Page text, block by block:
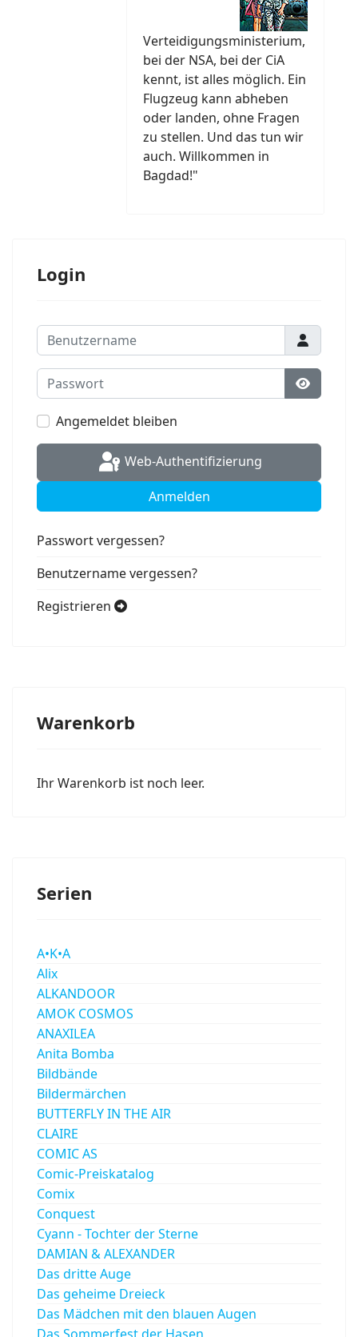
Verteidigungsministerium,
bei der NSA, bei der CiA
kennt, ist alles möglich. Ein
Flugzeug kann abheben
oder landen, ohne Fragen
zu stellen. Und das tun wir
auch. Willkommen in
Bagdad!"
Login
Benutzername
Passwort
Angemeldet bleiben
Web-Authentifizierung
Anmelden
Passwort vergessen?
Benutzername vergessen?
Registrieren
Warenkorb
Ihr Warenkorb ist noch leer.
Serien
A•K•A
Alix
ALKANDOOR
AMOK COSMOS
ANAXILEA
Anita Bomba
Bildbände
Bildermärchen
BUTTERFLY IN THE AIR
CLAIRE
COMIC AS
Comic-Preiskatalog
Comix
Conquest
Cyann - Tochter der Sterne
DAMIAN & ALEXANDER
Das dritte Auge
Das geheime Dreieck
Das Mädchen mit den blauen Augen